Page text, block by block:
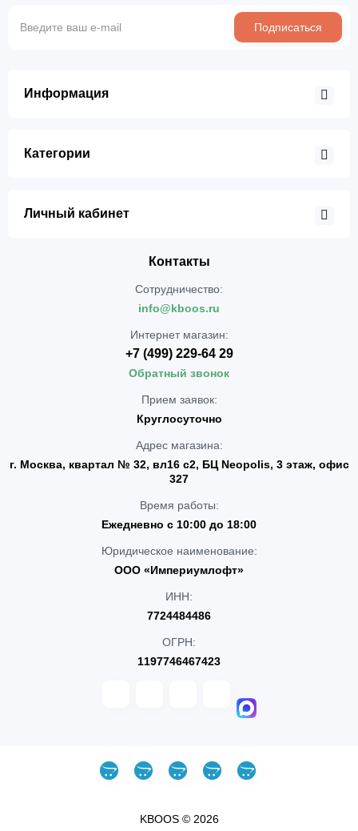
Подписаться
Информация
Категории
Личный кабинет
Контакты
Сотрудничество:
info@kboos.ru
Интернет магазин:
+7 (499) 229-64 29
Обратный звонок
Прием заявок:
Круглосуточно
Адрес магазина:
г. Москва, квартал № 32, вл16 с2, БЦ Neopolis, 3 этаж, офис
327
Время работы:
Ежедневно с 10:00 до 18:00
Юридическое наименование:
ООО «Империумлофт»
ИНН:
7724484486
ОГРН:
1197746467423
KBOOS © 2026